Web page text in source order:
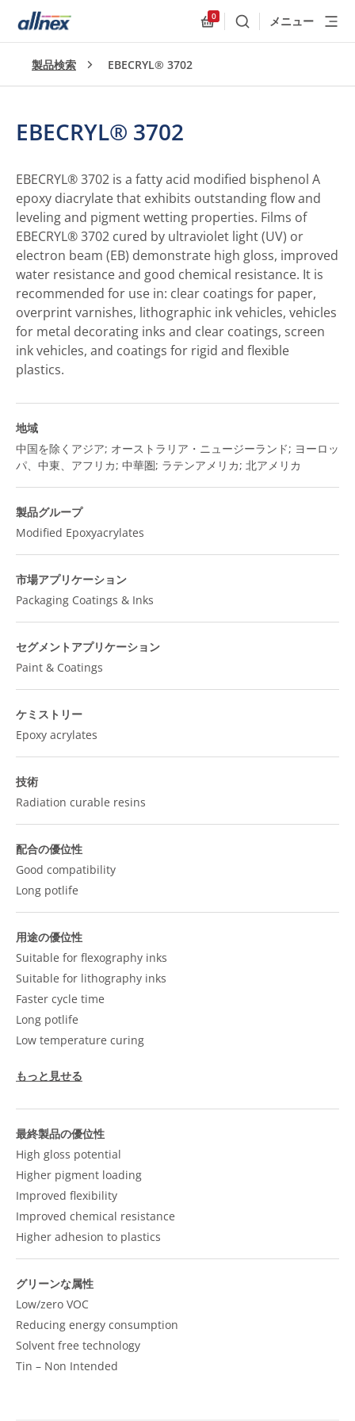
0
検索 メニュー
製品検索 EBECRYL® 3702
EBECRYL® 3702
EBECRYL® 3702 is a fatty acid modified bisphenol A
epoxy diacrylate that exhibits outstanding flow and
leveling and pigment wetting properties. Films of
EBECRYL® 3702 cured by ultraviolet light (UV) or
electron beam (EB) demonstrate high gloss, improved
water resistance and good chemical resistance. It is
recommended for use in: clear coatings for paper,
overprint varnishes, lithographic ink vehicles, vehicles
for metal decorating inks and clear coatings, screen
ink vehicles, and coatings for rigid and flexible
plastics.
地域
中国を除くアジア; オーストラリア・ニュージーランド; ヨーロッ
パ、中東、アフリカ; 中華圏; ラテンアメリカ; 北アメリカ
製品グループ
Modified Epoxyacrylates
市場アプリケーション
Packaging Coatings & Inks
セグメントアプリケーション
Paint & Coatings
ケミストリー
Epoxy acrylates
技術
Radiation curable resins
配合の優位性
Good compatibility
Long potlife
用途の優位性
Suitable for flexography inks
Suitable for lithography inks
Faster cycle time
Long potlife
Low temperature curing
もっと見せる
最終製品の優位性
High gloss potential
Higher pigment loading
Improved flexibility
Improved chemical resistance
Higher adhesion to plastics
グリーンな属性
Low/zero VOC
Reducing energy consumption
Solvent free technology
Tin – Non Intended